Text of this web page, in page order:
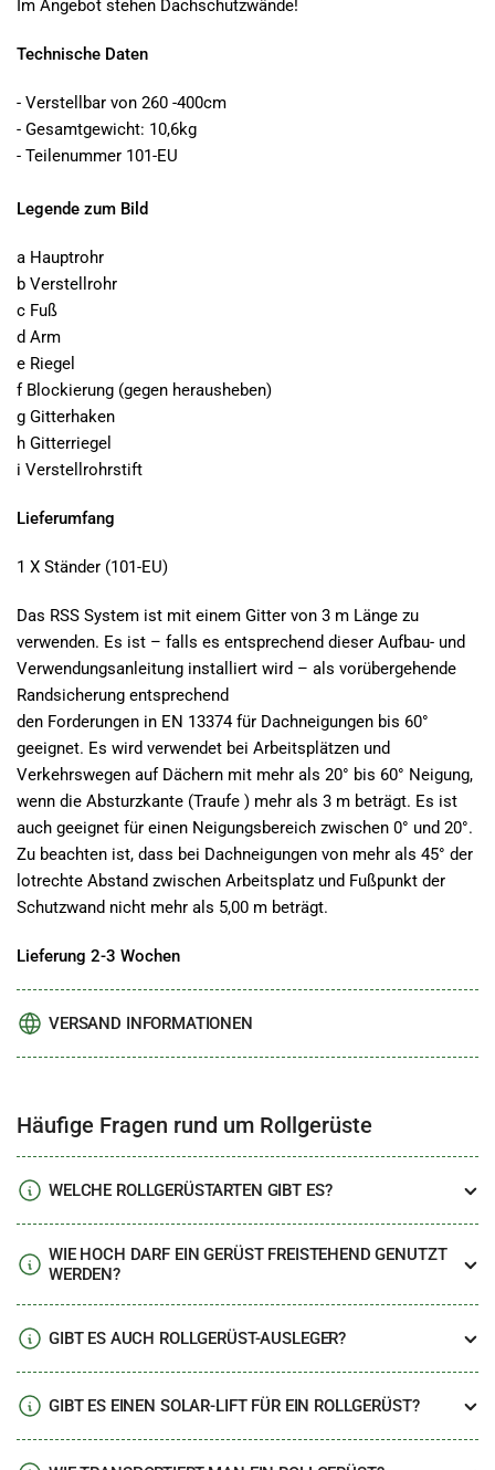
Im Angebot stehen Dachschutzwände!
Technische Daten
- Verstellbar von 260 -400cm
- Gesamtgewicht: 10,6kg
- Teilenummer 101-EU
Legende zum Bild
a Hauptrohr
b Verstellrohr
c Fuß
d Arm
e Riegel
f Blockierung (gegen herausheben)
g Gitterhaken
h Gitterriegel
i Verstellrohrstift
Lieferumfang
1 X Ständer (101-EU)
Das RSS System ist mit einem Gitter von 3 m Länge zu
verwenden. Es ist – falls es entsprechend dieser Aufbau- und
Verwendungsanleitung installiert wird – als vorübergehende
Randsicherung entsprechend
den Forderungen in EN 13374 für Dachneigungen bis 60°
geeignet. Es wird verwendet bei Arbeitsplätzen und
Verkehrswegen auf Dächern mit mehr als 20° bis 60° Neigung,
wenn die Absturzkante (Traufe ) mehr als 3 m beträgt. Es ist
auch geeignet für einen Neigungsbereich zwischen 0° und 20°.
Zu beachten ist, dass bei Dachneigungen von mehr als 45° der
lotrechte Abstand zwischen Arbeitsplatz und Fußpunkt der
Schutzwand nicht mehr als 5,00 m beträgt.
Lieferung 2-3 Wochen
VERSAND INFORMATIONEN
Häufige Fragen rund um Rollgerüste
WELCHE ROLLGERÜSTARTEN GIBT ES?
WIE HOCH DARF EIN GERÜST FREISTEHEND GENUTZT
WERDEN?
GIBT ES AUCH ROLLGERÜST-AUSLEGER?
GIBT ES EINEN SOLAR-LIFT FÜR EIN ROLLGERÜST?